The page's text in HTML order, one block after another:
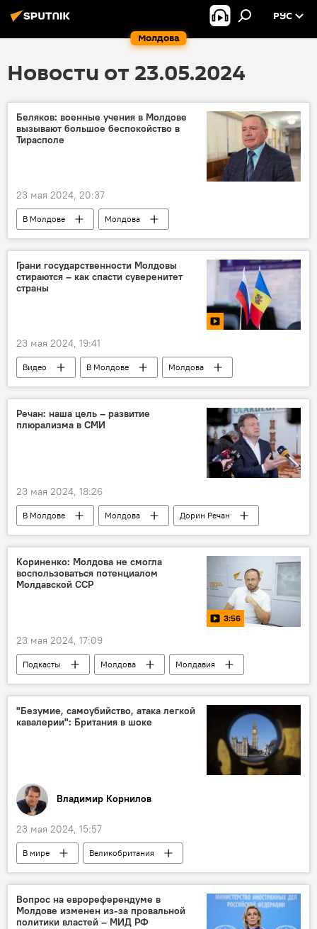
Молдова
РУС
Новости от 23.05.2024
Беляков: военные учения в Молдове
вызывают большое беспокойство в
Тирасполе
23 мая 2024, 20:37
В Молдове
Молдова
Приднестровье
ОКК
Объединенная контрольная комиссия
Олег Беляков
Грани государственности Молдовы
стираются – как спасти суверенитет
страны
23 мая 2024, 19:41
Видео В Молдове Молдова
Речан: наша цель – развитие
плюрализма в СМИ
23 мая 2024, 18:26
В Молдове Молдова
Дорин Речан
СМИ
Кориненко: Молдова не смогла
воспользоваться потенциалом
Молдавской ССР
3:56
23 мая 2024, 17:09
Подкасты Молдова
Молдавия
Молдавская ССР
"Безумие, самоубийство, атака легкой
кавалерии": Британия в шоке
Владимир Корнилов
23 мая 2024, 15:57
В мире
Великобритания
колумнистика
Аналитика
Вопрос на еврореферендуме в
Молдове изменен из-за провальной
политики властей – МИД РФ